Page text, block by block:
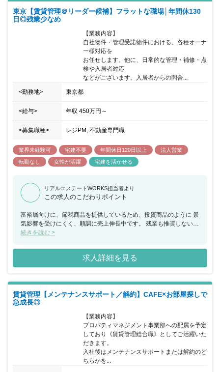
す。 全社的に、中途入社の方が多く、フラットに意見を言える 環
境です。同社では、土地の仕入れ～設計・施工管理などを 一気通貫
で行っている点が特徴です。 代表による三方良しの考え方を大切に
しており、顧客のみならず 同社社員のことも考えた経営をしており
東京【賃貸管理＠リーダー候補】フラットな職場│年間休130
日◎残業少なめ
【業務内容】
自社物件・管理受諾物件における、各種オーナ
ー様対応を
お任せします。他に、日常的な管理・補修・点
検や入居者対応
などがございます。入居者からの問合...
<勤務地> 東京都
<給与> 年収 450万円 ～
<募集職種> レジPM, 不動産専門職
業界未経験可 宅建不要 年間休日120日以上
法人営業
転勤なし
女性が活躍 宅建を活かせる
リアルエステートWORKS担当者より
この求人のこだわりポイント
富裕層向けに、節税商品を提供しているため、投資商品のように 景
気影響を受けにくく、順調に売上伸長中です。 残業も推奨しないた
め、働きやすい環境です。 （全社平均：9時間/月の残業時間※昨年
っており、残業を推奨しない社風のため長期的に 働きやすい環境で
す。業界特有のインセンティブ制度もあえて 採用せず、チーム組織
全体で売上をあげていくことで、 健全な組織形成を実現していま
す。 全社的に、中途入社の方が多く、フラットに意見を言える 環
境です。同社では、土地の仕入れ～設計・施工管理などを 一気通貫
で行っている点が特徴です。 代表による三方良しの考え方を大切に
しており、顧客のみならず 同社社員のことも考えた経営をしており
続きを読む >
求人詳細を見る
賃貸管理【メンテナンスサポート／解約】CAFE×お部屋探しで
急成長◎
【業務内容】
プロパティマネジメント事業部への配属を予定
しており《賃貸管理総合職》としてご活躍いた
だきます。
入社後はメンテナンスサポートまたは解約のど
ちらかを...